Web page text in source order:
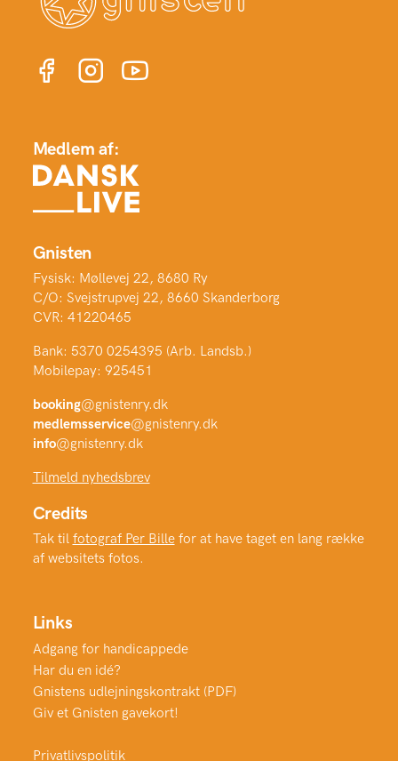
Medlem af:
Gnisten
Fysisk: Møllevej 22, 8680 Ry
C/O: Svejstrupvej 22, 8660 Skanderborg
CVR: 41220465
Bank: 5370 0254395 (Arb. Landsb.)
Mobilepay: 925451
booking@gnistenry.dk
medlemsservice@gnistenry.dk
info@gnistenry.dk
Tilmeld nyhedsbrev
Credits
Tak til fotograf Per Billefor at have taget en lang række
af websitets fotos.
Links
Adgang for handicappede
Har du en idé?
Gnistens udlejningskontrakt (PDF)
Giv et Gnisten gavekort!
Privatlivspolitik